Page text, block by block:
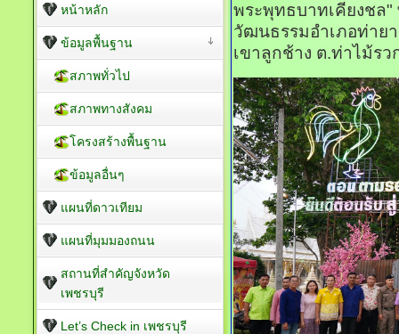
พระพุทธบาทเคียงชล
วัฒนธรรมอำเภอท่าย
เขาลูกช้าง ต.ท่าไม้รว
หน้าหลัก
ข้อมูลพื้นฐาน
สภาพทั่วไป
สภาพทางสังคม
โครงสร้างพื้นฐาน
ข้อมูลอื่นๆ
แผนที่ดาวเทียม
แผนที่มุมมองถนน
สถานที่สำคัญจังหวัด
เพชรบุรี
Let’s Check in เพชรบุรี